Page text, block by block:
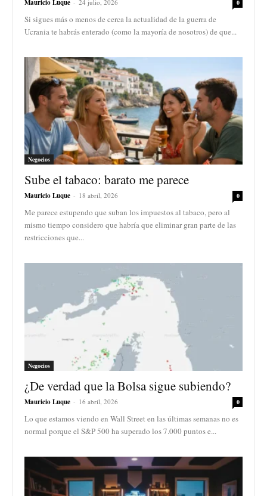
Mauricio Luque - 24 julio, 2026 0
Si sigues más o menos de cerca la actualidad de la guerra de
Ucrania te habrás enterado (como la mayoría de nosotros) de que...
Negocios
Sube el tabaco: barato me parece
Mauricio Luque - 18 abril, 2026 0
Me parece estupendo que suban los impuestos al tabaco, pero al
mismo tiempo considero que habría que eliminar gran parte de las
restricciones que...
Negocios
¿De verdad que la Bolsa sigue subiendo?
Mauricio Luque - 16 abril, 2026 0
Lo que estamos viendo en Wall Street en las últimas semanas no es
normal porque el S&P 500 ha superado los 7.000 puntos e...